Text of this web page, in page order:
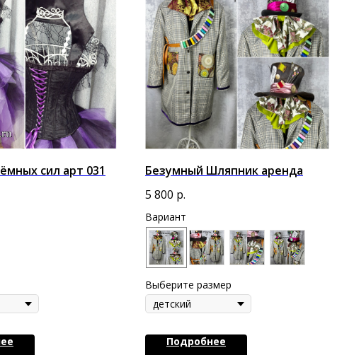
сил арт 031
Безумный Шляпник аренда
5 800 р.
Вариант
Выберите размер
Подробнее